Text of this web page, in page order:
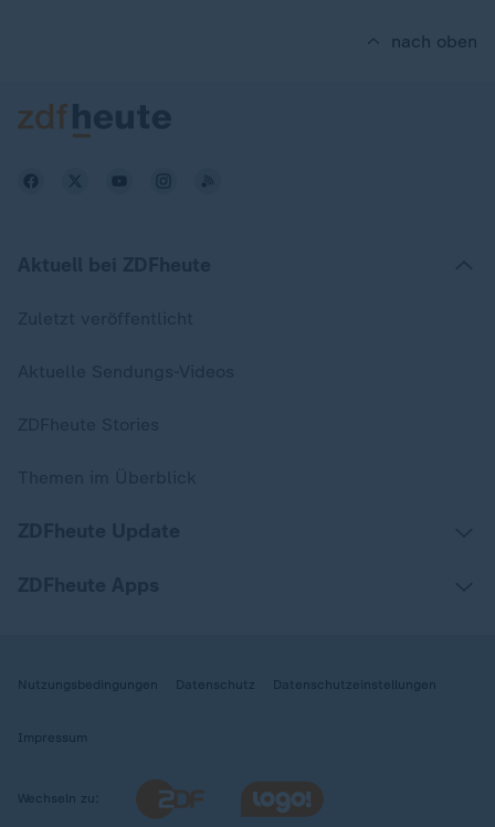
nach oben
Nutzungsbedingungen Datenschutz Datenschutzeinstellungen
Impressum
Wechseln zu: